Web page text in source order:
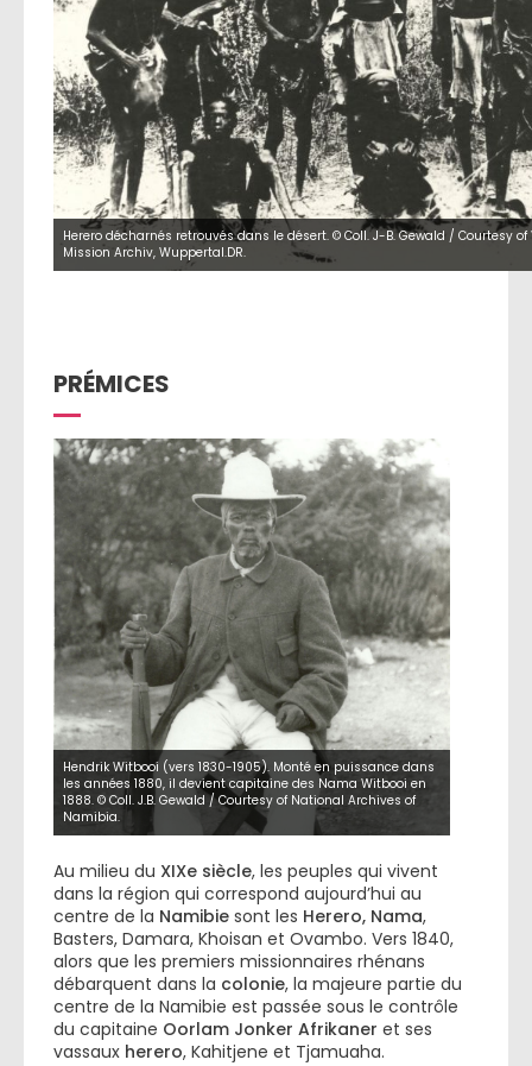
Herero décharnés retrouvés dans le désert. © Coll. J-B. Gewald / Courtesy
Mission Archiv, Wuppertal.DR.
PRÉMICES
Hendrik Witbooi (vers 1830-1905). Monté en puissance dans
les années 1880, il devient capitaine des Nama Witbooi en
1888. © Coll. J.B. Gewald / Courtesy of National Archives of
Namibia.
Au milieu du XIXe siècle, les peuples qui vivent
dans la région qui correspond aujourd’hui au
centre de la Namibie sont les Herero, Nama,
Basters, Damara, Khoisan et Ovambo. Vers 1840,
alors que les premiers missionnaires rhénans
débarquent dans la colonie, la majeure partie du
centre de la Namibie est passée sous le contrôle
du capitaine Oorlam Jonker Afrikaner et ses
vassaux herero, Kahitjene et Tjamuaha.